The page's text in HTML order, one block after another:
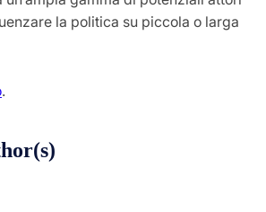
la politica su piccola o larga
.